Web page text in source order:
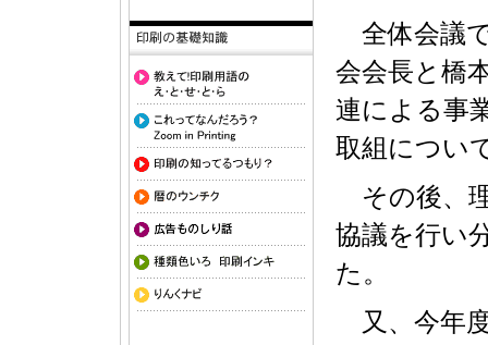
全体会議
会会長と橋
連による事
取組につい
その後、
協議を行い
た。
又、今年